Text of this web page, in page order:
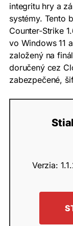
integritu hry a
systémy. Tento
Counter‑Strike
vo Windows 11
založený na
doručený cez
zabezpečené,
Verzia: